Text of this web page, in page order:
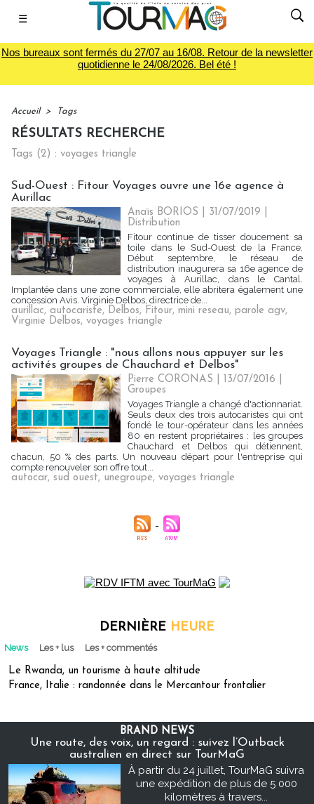
☰
Nos bureaux sont fermés du 27/07 au 16/08. Retour de la newsletter
quotidienne le 24/08/2026. Bel été !
Accueil > Tags
RÉSULTATS RECHERCHE
Tags (2) : voyages triangle
Sud-Ouest : Fitour Voyages ouvre une 16e agence à
Aurillac
Anaïs BORIOS | 31/07/2019
Distribution
Fitour continue de tisser doucement sa
toile dans le Sud-Ouest de la France.
Début septembre, le réseau de
distribution inaugurera sa 16e agence de
voyages à Aurillac, dans le Cantal.
Implantée dans une zone commerciale, elle abritera également une
concession Avis. Virginie Delbos, directrice de...
aurillac, autocariste, Delbos, Fitour, mini reseau, parole agv,
Virginie Delbos, voyages triangle
Voyages Triangle : "nous allons nous appuyer sur les
activités groupes de Chauchard et Delbos"
Pierre CORONAS | 13/07/2016
Groupes
Voyages Triangle a changé d'actionnariat.
Seuls deux des trois autocaristes qui ont
fondé le tour-opérateur dans les années
80 en restent propriétaires : les groupes
Chauchard et Delbos qui détiennent,
chacun, 50 % des parts. Un nouveau départ pour l'entreprise qui
compte renouveler son offre tout...
autocar, sud ouest, unegroupe, voyages triangle
DERNIÈRE HEURE
News Les + lus Les + commentés
Le Rwanda, un tourisme à haute altitude
France, Italie : randonnée dans le Mercantour frontalier
BRAND NEWS
Une route, des voix, un regard : suivez l’Outback
australien en direct sur TourMaG
À partir du 24 juillet, TourMaG suivra
une expédition de plus de 5 000
kilomètres à travers...